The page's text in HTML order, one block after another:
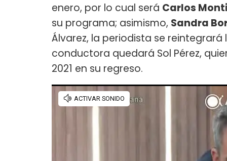
enero, por lo cual será Carlos Monti
su programa; asimismo, Sandra
Álvarez, la periodista se
conductora quedará Sol Pérez,
2021 en su regreso.